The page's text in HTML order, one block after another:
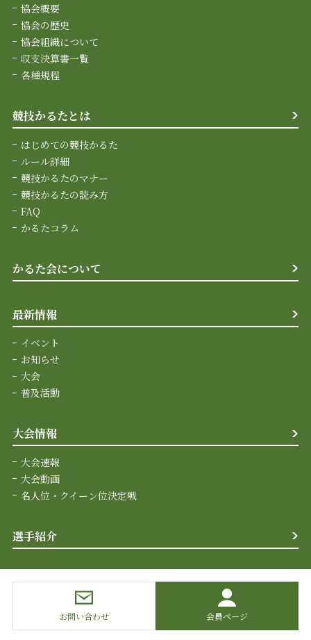
協会概要
協会の歴史
協会組織について
収支決算書一覧
各種規程
競技かるたとは
はじめての競技かるた
ルール詳細
競技かるたのマナー
競技かるたの読み方
FAQ
かるたコラム
かるた会について
最新情報
イベント
お知らせ
大会
普及活動
大会情報
大会速報
大会動画
名人位・クイーン位決定戦
選手紹介
お問い合わせ 会員ページ